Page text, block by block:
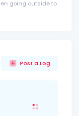
going outside to
Post a Log